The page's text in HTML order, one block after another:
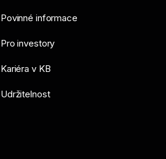
Povinné informace
Pro investory
Kariéra v KB
Udržitelnost